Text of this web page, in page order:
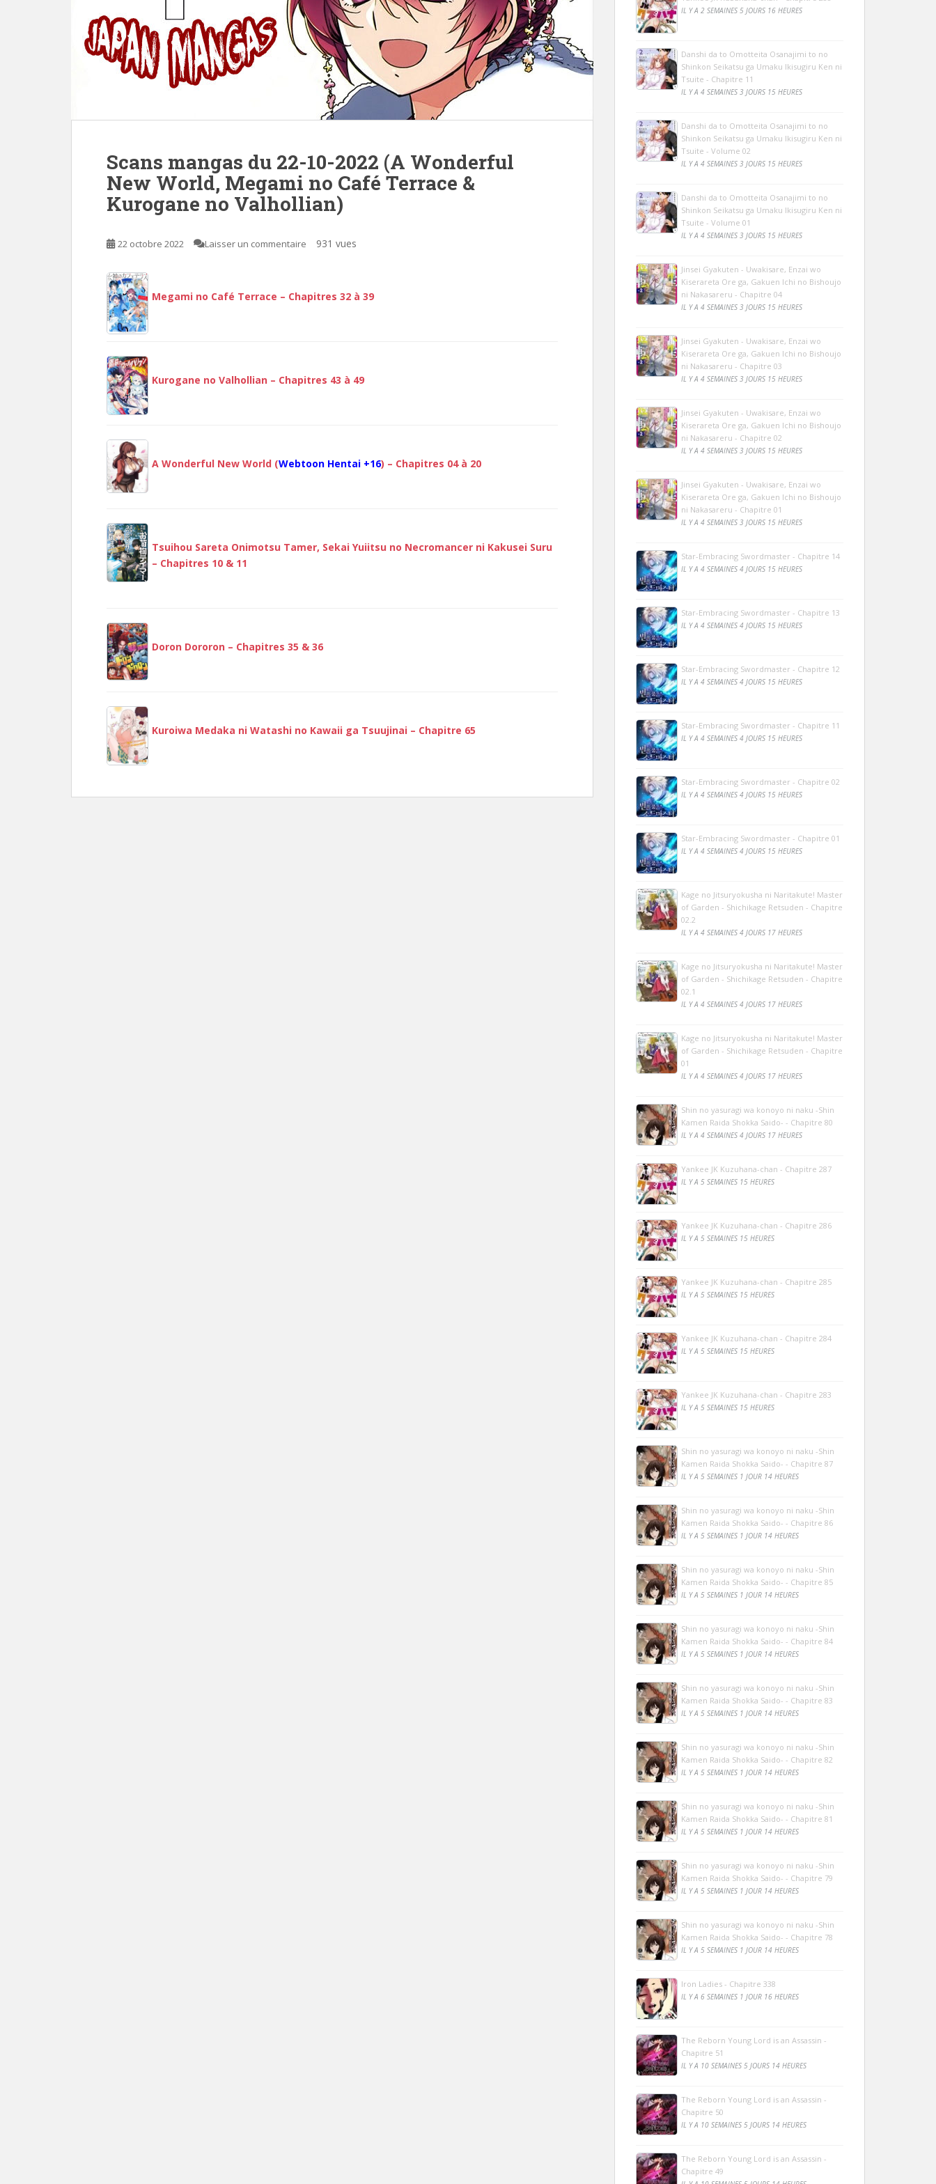
Scans mangas du 22-10-2022 (A Wonderful
New World, Megami no Café Terrace &
Kurogane no Valhollian)
22 octobre 2022 Laisser un commentaire 931 vues
Megami no Café Terrace – Chapitres 32 à 39
Kurogane no Valhollian – Chapitres 43 à 49
A Wonderful New World (Webtoon Hentai +16) – Chapitres 04 à 20
Tsuihou Sareta Onimotsu Tamer, Sekai Yuiitsu no Necromancer ni Kakusei Suru
– Chapitres 10 & 11
Doron Dororon – Chapitres 35 & 36
Kuroiwa Medaka ni Watashi no Kawaii ga Tsuujinai – Chapitre 65
IL Y A 2 SEMAINES 5 JOURS 16 HEURES
Danshi da to Omotteita Osanajimi to no
Shinkon Seikatsu ga Umaku Ikisugiru Ken ni
Tsuite - Chapitre 11
IL Y A 4 SEMAINES 3 JOURS 15 HEURES
Danshi da to Omotteita Osanajimi to no
Shinkon Seikatsu ga Umaku Ikisugiru Ken ni
Tsuite - Volume 02
IL Y A 4 SEMAINES 3 JOURS 15 HEURES
Danshi da to Omotteita Osanajimi to no
Shinkon Seikatsu ga Umaku Ikisugiru Ken ni
Tsuite - Volume 01
IL Y A 4 SEMAINES 3 JOURS 15 HEURES
Jinsei Gyakuten - Uwakisare, Enzai wo
Kiserareta Ore ga, Gakuen Ichi no Bishoujo
ni Nakasareru - Chapitre 04
IL Y A 4 SEMAINES 3 JOURS 15 HEURES
Jinsei Gyakuten - Uwakisare, Enzai wo
Kiserareta Ore ga, Gakuen Ichi no Bishoujo
ni Nakasareru - Chapitre 03
IL Y A 4 SEMAINES 3 JOURS 15 HEURES
Jinsei Gyakuten - Uwakisare, Enzai wo
Kiserareta Ore ga, Gakuen Ichi no Bishoujo
ni Nakasareru - Chapitre 02
IL Y A 4 SEMAINES 3 JOURS 15 HEURES
Jinsei Gyakuten - Uwakisare, Enzai wo
Kiserareta Ore ga, Gakuen Ichi no Bishoujo
ni Nakasareru - Chapitre 01
IL Y A 4 SEMAINES 3 JOURS 15 HEURES
Star-Embracing Swordmaster - Chapitre 14
IL Y A 4 SEMAINES 4 JOURS 15 HEURES
Star-Embracing Swordmaster - Chapitre 13
IL Y A 4 SEMAINES 4 JOURS 15 HEURES
Star-Embracing Swordmaster - Chapitre 12
IL Y A 4 SEMAINES 4 JOURS 15 HEURES
Star-Embracing Swordmaster - Chapitre 11
IL Y A 4 SEMAINES 4 JOURS 15 HEURES
Star-Embracing Swordmaster - Chapitre 02
IL Y A 4 SEMAINES 4 JOURS 15 HEURES
Star-Embracing Swordmaster - Chapitre 01
IL Y A 4 SEMAINES 4 JOURS 15 HEURES
Kage no Jitsuryokusha ni Naritakute! Master
of Garden - Shichikage Retsuden - Chapitre
02.2
IL Y A 4 SEMAINES 4 JOURS 17 HEURES
Kage no Jitsuryokusha ni Naritakute! Master
of Garden - Shichikage Retsuden - Chapitre
02.1
IL Y A 4 SEMAINES 4 JOURS 17 HEURES
Kage no Jitsuryokusha ni Naritakute! Master
of Garden - Shichikage Retsuden - Chapitre
01
IL Y A 4 SEMAINES 4 JOURS 17 HEURES
Shin no yasuragi wa konoyo ni naku -Shin
Kamen Raida Shokka Saido- - Chapitre 80
IL Y A 4 SEMAINES 4 JOURS 17 HEURES
Yankee JK Kuzuhana-chan - Chapitre 287
IL Y A 5 SEMAINES 15 HEURES
Yankee JK Kuzuhana-chan - Chapitre 286
IL Y A 5 SEMAINES 15 HEURES
Yankee JK Kuzuhana-chan - Chapitre 285
IL Y A 5 SEMAINES 15 HEURES
Yankee JK Kuzuhana-chan - Chapitre 284
IL Y A 5 SEMAINES 15 HEURES
Yankee JK Kuzuhana-chan - Chapitre 283
IL Y A 5 SEMAINES 15 HEURES
Shin no yasuragi wa konoyo ni naku -Shin
Kamen Raida Shokka Saido- - Chapitre 87
IL Y A 5 SEMAINES 1 JOUR 14 HEURES
Shin no yasuragi wa konoyo ni naku -Shin
Kamen Raida Shokka Saido- - Chapitre 86
IL Y A 5 SEMAINES 1 JOUR 14 HEURES
Shin no yasuragi wa konoyo ni naku -Shin
Kamen Raida Shokka Saido- - Chapitre 85
IL Y A 5 SEMAINES 1 JOUR 14 HEURES
Shin no yasuragi wa konoyo ni naku -Shin
Kamen Raida Shokka Saido- - Chapitre 84
IL Y A 5 SEMAINES 1 JOUR 14 HEURES
Shin no yasuragi wa konoyo ni naku -Shin
Kamen Raida Shokka Saido- - Chapitre 83
IL Y A 5 SEMAINES 1 JOUR 14 HEURES
Shin no yasuragi wa konoyo ni naku -Shin
Kamen Raida Shokka Saido- - Chapitre 82
IL Y A 5 SEMAINES 1 JOUR 14 HEURES
Shin no yasuragi wa konoyo ni naku -Shin
Kamen Raida Shokka Saido- - Chapitre 81
IL Y A 5 SEMAINES 1 JOUR 14 HEURES
Shin no yasuragi wa konoyo ni naku -Shin
Kamen Raida Shokka Saido- - Chapitre 79
IL Y A 5 SEMAINES 1 JOUR 14 HEURES
Shin no yasuragi wa konoyo ni naku -Shin
Kamen Raida Shokka Saido- - Chapitre 78
IL Y A 5 SEMAINES 1 JOUR 14 HEURES
Iron Ladies - Chapitre 338
IL Y A 6 SEMAINES 1 JOUR 16 HEURES
The Reborn Young Lord is an Assassin -
Chapitre 51
IL Y A 10 SEMAINES 5 JOURS 14 HEURES
The Reborn Young Lord is an Assassin -
Chapitre 50
IL Y A 10 SEMAINES 5 JOURS 14 HEURES
The Reborn Young Lord is an Assassin -
Chapitre 49